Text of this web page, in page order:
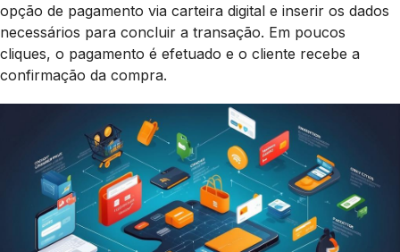
opção de pagamento via carteira digital e inserir os dados
necessários para concluir a transação. Em poucos
cliques, o pagamento é efetuado e o cliente recebe a
confirmação da compra.